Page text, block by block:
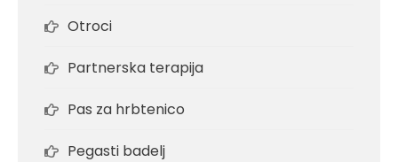
Otroci
Partnerska terapija
Pas za hrbtenico
Pegasti badelj